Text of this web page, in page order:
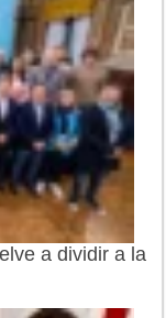
a dividir a la